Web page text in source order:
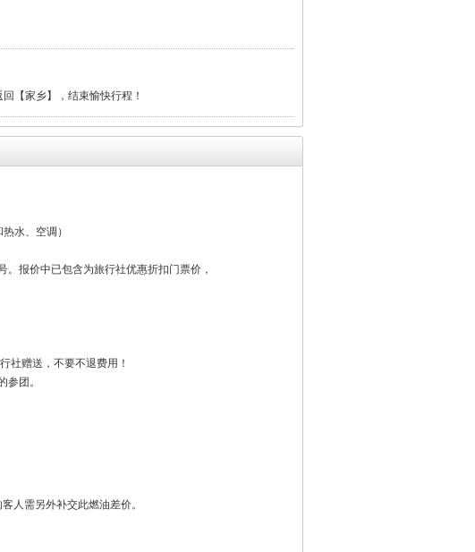
【家乡】，结束愉快行程！
水、空调）
报价中已包含为旅行社优惠折扣门票价，
社赠送，不要不退费用！
团。
人需另外补交此燃油差价。